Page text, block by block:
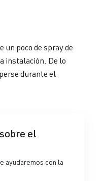
un poco de spray de
instalación. De lo
durante el
el
ayudaremos con la